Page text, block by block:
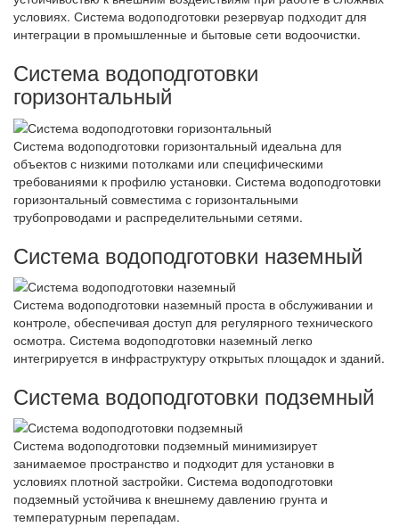
условиях. Система водоподготовки резервуар подходит для
интеграции в промышленные и бытовые сети водоочистки.
Система водоподготовки
горизонтальный
Система водоподготовки горизонтальный идеальна для
объектов с низкими потолками или специфическими
требованиями к профилю установки. Система водоподготовки
горизонтальный совместима с горизонтальными
трубопроводами и распределительными сетями.
Система водоподготовки наземный
Система водоподготовки наземный проста в обслуживании и
контроле, обеспечивая доступ для регулярного технического
осмотра. Система водоподготовки наземный легко
интегрируется в инфраструктуру открытых площадок и зданий.
Система водоподготовки подземный
Система водоподготовки подземный минимизирует
занимаемое пространство и подходит для установки в
условиях плотной застройки. Система водоподготовки
подземный устойчива к внешнему давлению грунта и
температурным перепадам.